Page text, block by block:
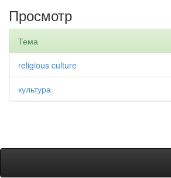
Просмотр
Тема
religious culture
культура